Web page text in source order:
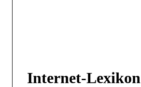
Internet-Lexikon